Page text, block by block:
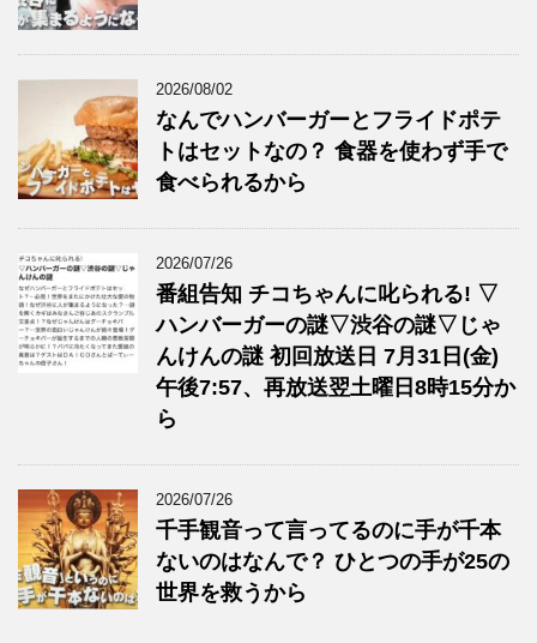
2026/08/02
なんでハンバーガーとフライドポテ
トはセットなの？ 食器を使わず手で
食べられるから
2026/07/26
番組告知 チコちゃんに叱られる! ▽
ハンバーガーの謎▽渋谷の謎▽じゃ
んけんの謎 初回放送日 7月31日(金)
午後7:57、再放送翌土曜日8時15分か
ら
2026/07/26
千手観音って言ってるのに手が千本
ないのはなんで？ ひとつの手が25の
世界を救うから